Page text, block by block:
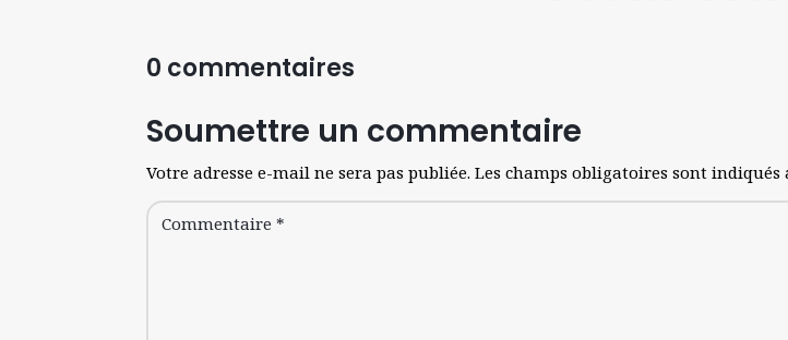
0 commentaires
Soumettre un commentaire
Votre adresse e-mail ne sera pas publiée. Les champs obligatoires sont indiqués